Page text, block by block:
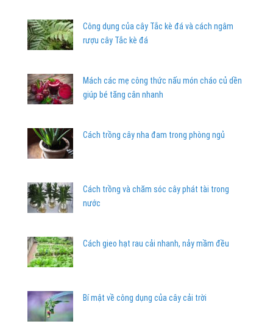
Công dụng của cây Tắc kè đá và cách ngâm
rượu cây Tắc kè đá
Mách các mẹ công thức nấu món cháo củ dền
giúp bé tăng cân nhanh
Cách trồng cây nha đam trong phòng ngủ
Cách trồng và chăm sóc cây phát tài trong
nước
Cách gieo hạt rau cải nhanh, nảy mầm đều
Bí mật về công dụng của cây cải trời